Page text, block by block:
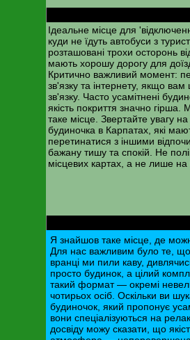
Ідеальне місце для
куди не їдуть автобуси з
розташовані трохи осторонь
мають хорошу дорогу для
Критично важливий момент:
зв'язку та інтернету, якщо
зв'язку. Часто усамітнені
якість покриття значно
таке місце. Звертайте увагу
будиночка в Карпатах, які
перетинатися з іншими
бажану тишу та спокій. Не
місцевих картах, а не лише
Я знайшов таке місце, де
Для нас важливим було те, що
вранці ми пили каву,
просто будинок, а цілий
такий формат — окремі
чотирьох осіб. Оскільки ви
будиночок, який пропонує
вони спеціалізуються на
досвіду можу сказати, що